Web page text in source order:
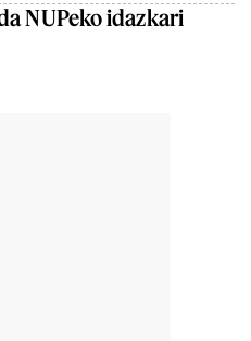
NUPeko idazkari